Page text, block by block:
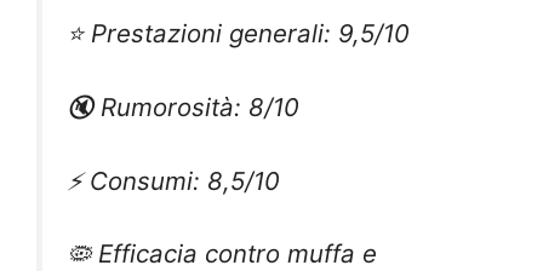
⭐ Prestazioni generali: 9,5/10
🔇 Rumorosità: 8/10
⚡ Consumi: 8,5/10
🦠 Efficacia contro muffa e